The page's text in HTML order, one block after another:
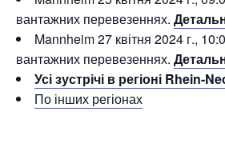
вантажних перевезеннях.
Mannheim 27 квітня 2024 г.,
вантажних перевезеннях.
Усі зустрічі в регіоні Rhein-
По інших регіонах